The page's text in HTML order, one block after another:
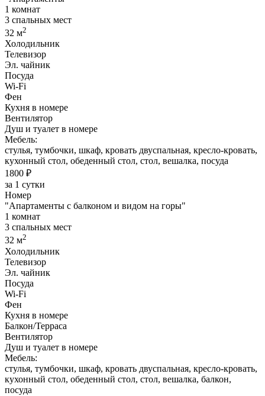
1 комнат
3 спальных мест
32 м2
Холодильник
Телевизор
Эл. чайник
Посуда
Wi-Fi
Фен
Кухня в номере
Вентилятор
Душ и туалет в номере
Мебель:
стулья, тумбочки, шкаф, кровать двуспальная, кресло-кровать,
кухонный стол, обеденный стол, стол, вешалка, посуда
1800 ₽
за 1 сутки
Номер
"Апартаменты с балконом и видом на горы"
1 комнат
3 спальных мест
32 м2
Холодильник
Телевизор
Эл. чайник
Посуда
Wi-Fi
Фен
Кухня в номере
Балкон/Терраса
Вентилятор
Душ и туалет в номере
Мебель:
стулья, тумбочки, шкаф, кровать двуспальная, кресло-кровать,
кухонный стол, обеденный стол, стол, вешалка, балкон,
посуда